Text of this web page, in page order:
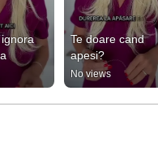
Te doare cand
apesi?
No views